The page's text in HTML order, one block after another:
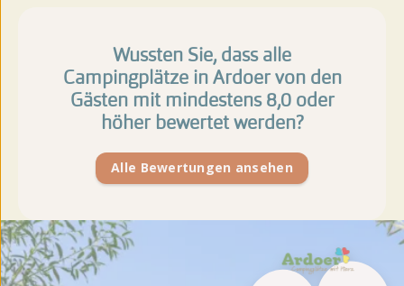
Wussten Sie, dass alle
Campingplätze in Ardoer von den
Gästen mit mindestens 8,0 oder
höher bewertet werden?
Alle Bewertungen ansehen